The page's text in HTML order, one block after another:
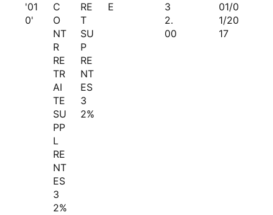
'01
0'
C
O
NT
R
RE
TR
AI
TE
SU
PP
L
RE
NT
ES
3
2%
RE
T
SU
P
RE
NT
ES
3
2%
E
3
2.
00
01/0
1/20
17